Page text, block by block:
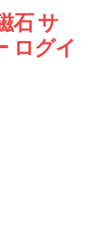
石 サ
ログイ